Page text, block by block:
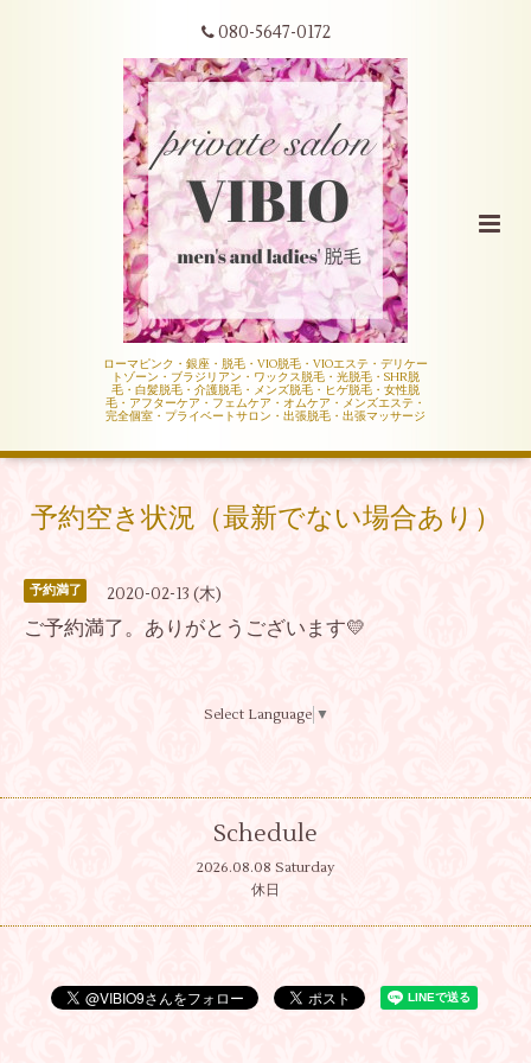
080-5647-0172
ローマピンク・銀座・脱毛・VIO脱毛・VIOエステ・デリケー
トゾーン・ブラジリアン・ワックス脱毛・光脱毛・SHR脱
毛・白髪脱毛・介護脱毛・メンズ脱毛・ヒゲ脱毛・女性脱
毛・アフターケア・フェムケア・オムケア・メンズエステ・
完全個室・プライベートサロン・出張脱毛・出張マッサージ
予約空き状況（最新でない場合あり）
予約満了 2020-02-13 (木)
ご予約満了。ありがとうございます💛
Select Language ▼
Schedule
2026.08.08 Saturday
休日